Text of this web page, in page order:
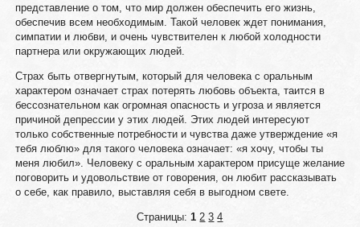
представление о том, что мир должен обеспечить его жизнь,
обеспечив всем необходимым. Такой человек ждет понимания,
симпатии и любви, и очень чувствителен к любой холодности
партнера или окружающих людей.
Страх быть отвергнутым, который для человека с оральным
характером означает страх потерять любовь объекта, таится в
бессознательном как огромная опасность и угроза и является
причиной депрессии у этих людей. Этих людей интересуют
только собственные потребности и чувства даже утверждение «я
тебя люблю» для такого человека означает: «я хочу, чтобы ты
меня любил». Человеку с оральным характером присуще желание
поговорить и удовольствие от говорения, он любит рассказывать
о себе, как правило, выставляя себя в выгодном свете.
Страницы:1 2 3 4